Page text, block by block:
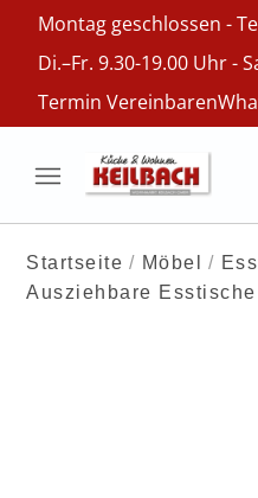
Montag geschlossen -
Di.–Fr. 9.30-19.00 Uhr -
Termin Vereinbaren
Startseite Möbel
Ausziehbare Esstische